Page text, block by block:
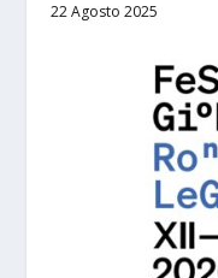
22 Agosto 2025